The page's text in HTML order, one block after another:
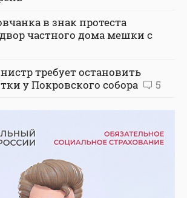
в знак протеста
частного дома мешки с
требует остановить
у Покровского собора
5